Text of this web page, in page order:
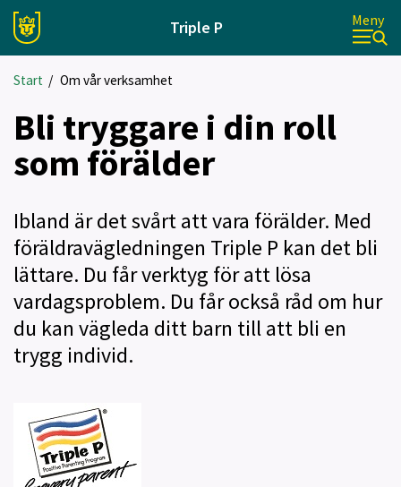
Triple P Meny
Start / Om vår verksamhet
Bli tryggare i din roll
som förälder
Ibland är det svårt att vara förälder. Med
föräldravägledningen Triple P kan det bli
lättare. Du får verktyg för att lösa
vardagsproblem. Du får också råd om hur
du kan vägleda ditt barn till att bli en
trygg individ.